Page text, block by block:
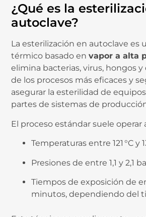
¿Qué es la
autoclave?
La esterilización en autoclave es
térmico basado envapor a alta
elimina bacterias, virus, hongos y
de los procesos más eficaces y
asegurar la esterilidad de
partes de sistemas de
El proceso estándar suele operar
Temperaturas entre 121 °C y
Presiones de entre 1,1 y 2,1
Tiempos de exposición de
minutos, dependiendo del